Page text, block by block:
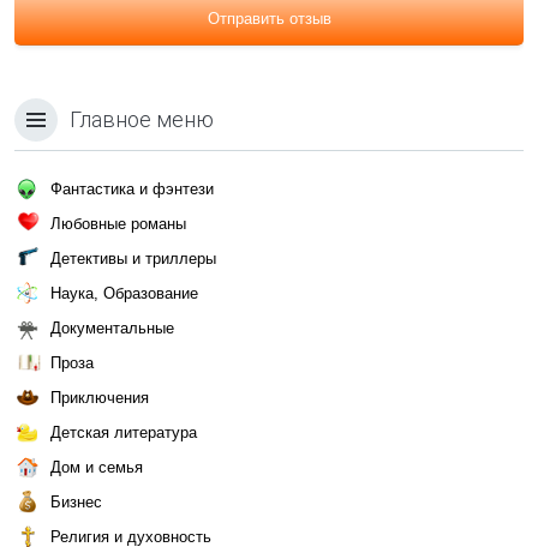
Отправить отзыв
Главное меню
Фантастика и фэнтези
Любовные романы
Детективы и триллеры
Наука, Образование
Документальные
Проза
Приключения
Детская литература
Дом и семья
Бизнес
Религия и духовность